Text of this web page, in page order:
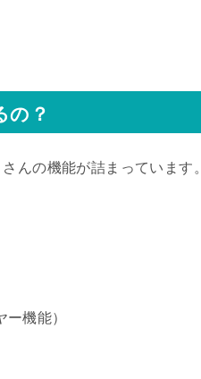
の？
んの機能が詰まっています。
機能）